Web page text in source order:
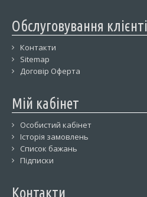
Обслуговування
Контакти
Sitemap
Договір Оферта
Мій кабінет
Особистий кабінет
Історія замовлень
Список бажань
Підписки
Контакти